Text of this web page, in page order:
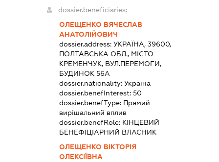
dossier.beneficiaries:
ОЛЕЩЕНКО ВЯЧЕСЛАВ
АНАТОЛІЙОВИЧ
dossier.address: УКРАЇНА, 39600,
ПОЛТАВСЬКА ОБЛ., МІСТО
КРЕМЕНЧУК, ВУЛ.ПЕРЕМОГИ,
БУДИНОК 56А
dossier.nationality: Україна
dossier.benefInterest: 50
dossier.benefType: Прямий
вирішальний вплив
dossier.benefRole: КІНЦЕВИЙ
БЕНЕФІЦІАРНИЙ ВЛАСНИК
ОЛЕЩЕНКО ВІКТОРІЯ
ОЛЕКСІЇВНА